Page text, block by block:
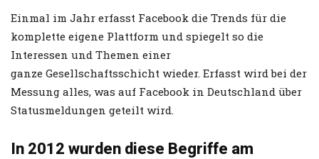
Einmal im Jahr erfasst Facebook die Trends für die
komplette eigene Plattform und spiegelt so die
Interessen und Themen einer
ganze Gesellschaftsschicht wieder. Erfasst wird bei der
Messung alles, was auf Facebook in Deutschland über
Statusmeldungen geteilt wird.
In 2012 wurden diese Begriffe am